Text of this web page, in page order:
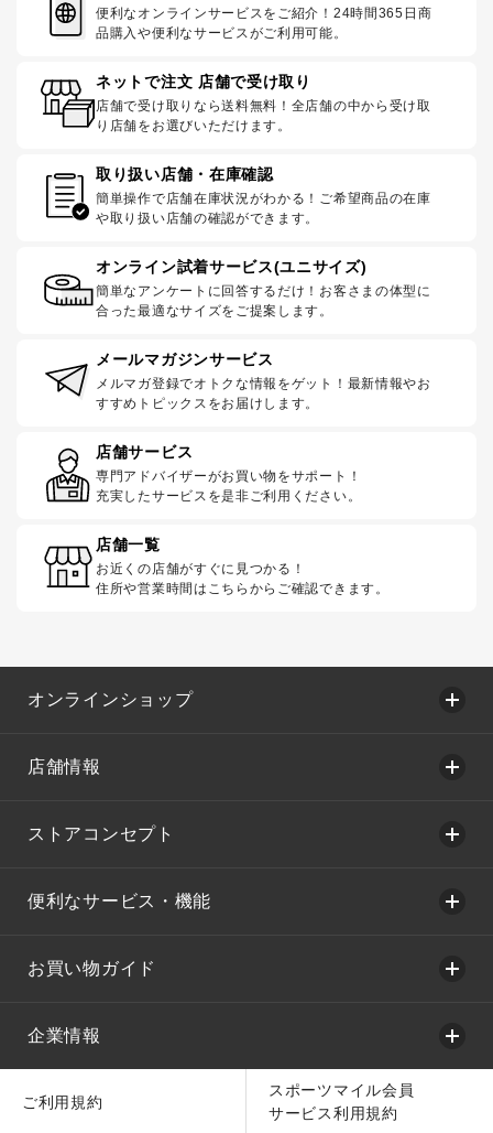
便利なオンラインサービスをご紹介！24時間365日商
品購入や便利なサービスがご利用可能。
ネットで注文 店舗で受け取り
店舗で受け取りなら送料無料！全店舗の中から受け取
り店舗をお選びいただけます。
取り扱い店舗・在庫確認
簡単操作で店舗在庫状況がわかる！ご希望商品の在庫
や取り扱い店舗の確認ができます。
オンライン試着サービス(ユニサイズ)
簡単なアンケートに回答するだけ！お客さまの体型に
合った最適なサイズをご提案します。
メールマガジンサービス
メルマガ登録でオトクな情報をゲット！最新情報やお
すすめトピックスをお届けします。
店舗サービス
専門アドバイザーがお買い物をサポート！
充実したサービスを是非ご利用ください。
店舗一覧
お近くの店舗がすぐに見つかる！
住所や営業時間はこちらからご確認できます。
オンラインショップ
店舗情報
ストアコンセプト
便利なサービス・機能
お買い物ガイド
企業情報
ご利用規約
スポーツマイル会員
サービス利用規約